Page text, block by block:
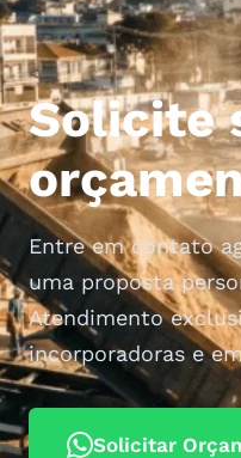
<
Solicite
Entre em contato
uma proposta
Atendimento
incorporadoras e
Solicitar